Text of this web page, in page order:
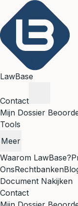
LawBase
Contact
Mijn Dossier
Tools
Meer
Waarom LawBase?
OnsRechtbanken
Document Nakijken
Contact